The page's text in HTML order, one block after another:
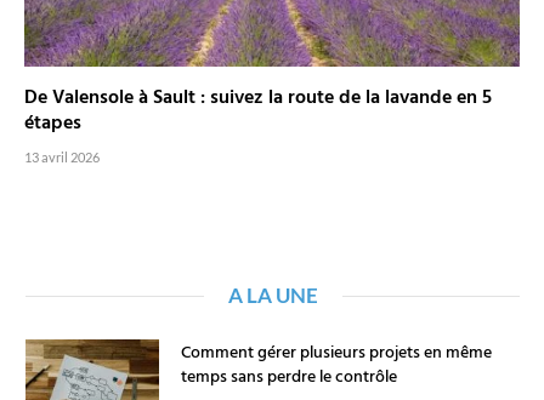
De Valensole à Sault : suivez la route de la lavande en 5
étapes
13 avril 2026
A LA UNE
Comment gérer plusieurs projets en même
temps sans perdre le contrôle